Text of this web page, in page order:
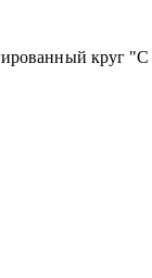
круг